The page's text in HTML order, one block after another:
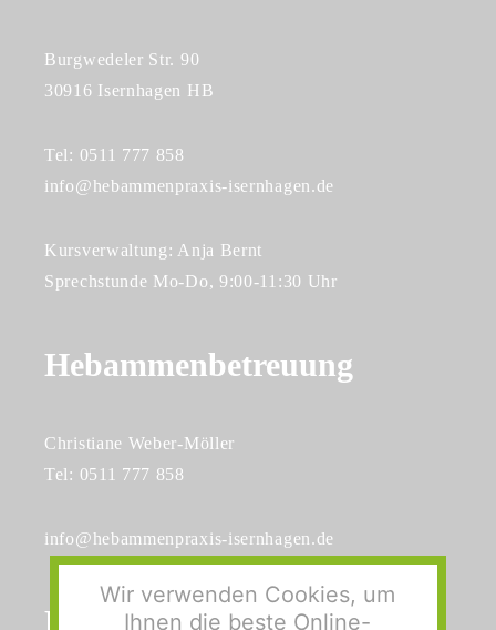
Burgwedeler Str. 90
30916 Isernhagen HB
Tel: 0511 777 858
info@hebammenpraxis-isernhagen.de
Kursverwaltung: Anja Bernt
Sprechstunde Mo-Do, 9:00-11:30 Uhr
Hebammenbetreuung
Christiane Weber-Möller
Tel: 0511 777 858
info@hebammenpraxis-isernhagen.de
Philosophie
Wir verwenden Cookies, um
Ihnen die beste Online-